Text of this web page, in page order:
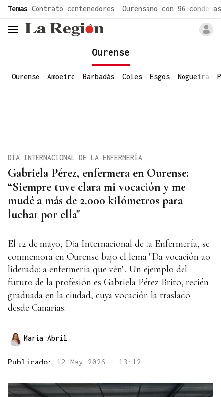
Temas Contrato contenedores Ourensano con 96 condenas
header.menu.open
Ourense
Ourense Amoeiro Barbadás Coles Esgos Nogueira
Gabriela Pérez, enfermera en Ourense:
“Siempre tuve clara mi vocación y me
mudé a más de 2.000 kilómetros para
luchar por ella"
DÍA INTERNACIONAL DE LA ENFERMERÍA
El 12 de mayo, Día Internacional de la Enfermería, se
conmemora en Ourense bajo el lema "Da vocación ao
liderado: a enfermería que vén". Un ejemplo del
futuro de la profesión es Gabriela Pérez Brito, recién
graduada en la ciudad, cuya vocación la trasladó
desde Canarias.
María Abril
Publicado: 12 May 2026 - 13:12